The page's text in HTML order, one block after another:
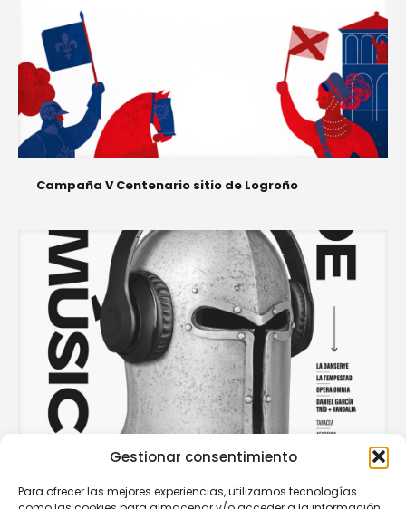
Gestionar consentimiento
Para ofrecer las mejores experiencias, utilizamos tecnologías
Campaña V Centenario sitio de Logroño